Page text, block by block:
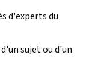
d'experts du
sujet ou d'un